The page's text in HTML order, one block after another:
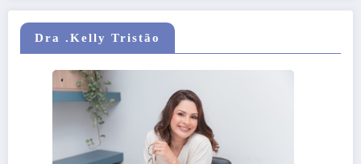
Dra .Kelly Tristão